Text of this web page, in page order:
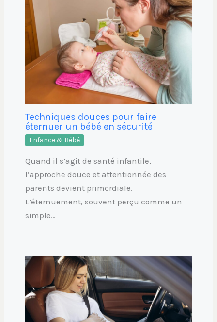
Techniques douces pour faire
éternuer un bébé en sécurité
Enfance & Bébé
Quand il s’agit de santé infantile,
l’approche douce et attentionnée des
parents devient primordiale.
L’éternuement, souvent perçu comme un
simple…